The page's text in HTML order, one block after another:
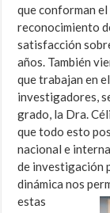
que conforman
reconocimiento
satisfacción
años. También
que trabajan en
investigadores,
grado, la Dra.
que todo esto
nacional e
de investigación
dinámica nos
estas